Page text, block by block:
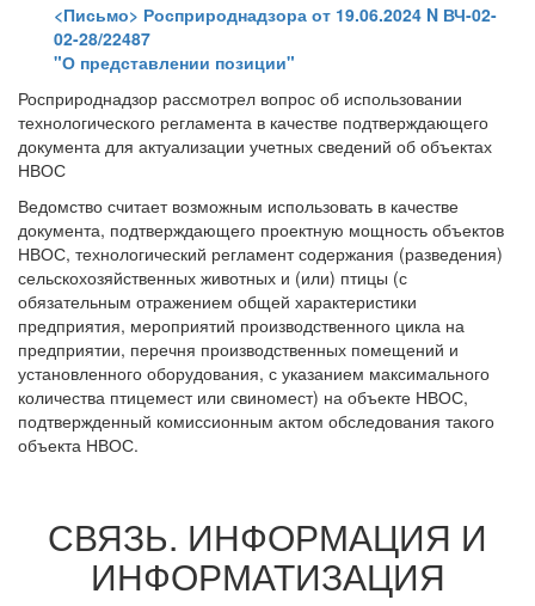
<Письмо> Росприроднадзора от 19.06.2024 N ВЧ-02-
02-28/22487
"О представлении позиции"
Росприроднадзор рассмотрел вопрос об использовании
технологического регламента в качестве подтверждающего
документа для актуализации учетных сведений об объектах
НВОС
Ведомство считает возможным использовать в качестве
документа, подтверждающего проектную мощность объектов
НВОС, технологический регламент содержания (разведения)
сельскохозяйственных животных и (или) птицы (с
обязательным отражением общей характеристики
предприятия, мероприятий производственного цикла на
предприятии, перечня производственных помещений и
установленного оборудования, с указанием максимального
количества птицемест или свиномест) на объекте НВОС,
подтвержденный комиссионным актом обследования такого
объекта НВОС.
СВЯЗЬ. ИНФОРМАЦИЯ И
ИНФОРМАТИЗАЦИЯ